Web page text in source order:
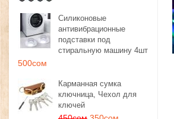
Силиконовые
антивибрационные
подставки под
стиральную машину 4шт
500сом
Карманная сумка
ключница, Чехол для
ключей